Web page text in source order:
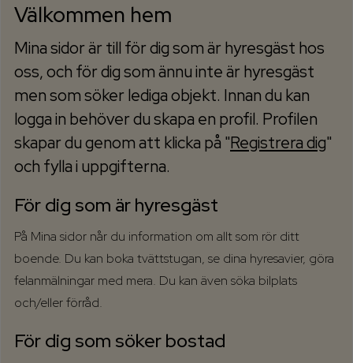
Välkommen hem
Mina sidor är till för dig som är hyresgäst hos
oss, och för dig som ännu inte är hyresgäst
men som söker lediga objekt. Innan du kan
logga in behöver du skapa en profil. Profilen
skapar du genom att klicka på "Registrera dig"
och fylla i uppgifterna.
För dig som är hyresgäst
På Mina sidor når du information om allt som rör ditt
boende. Du kan boka tvättstugan, se dina hyresavier, göra
felanmälningar med mera. Du kan även söka bilplats
och/eller förråd.
För dig som söker bostad